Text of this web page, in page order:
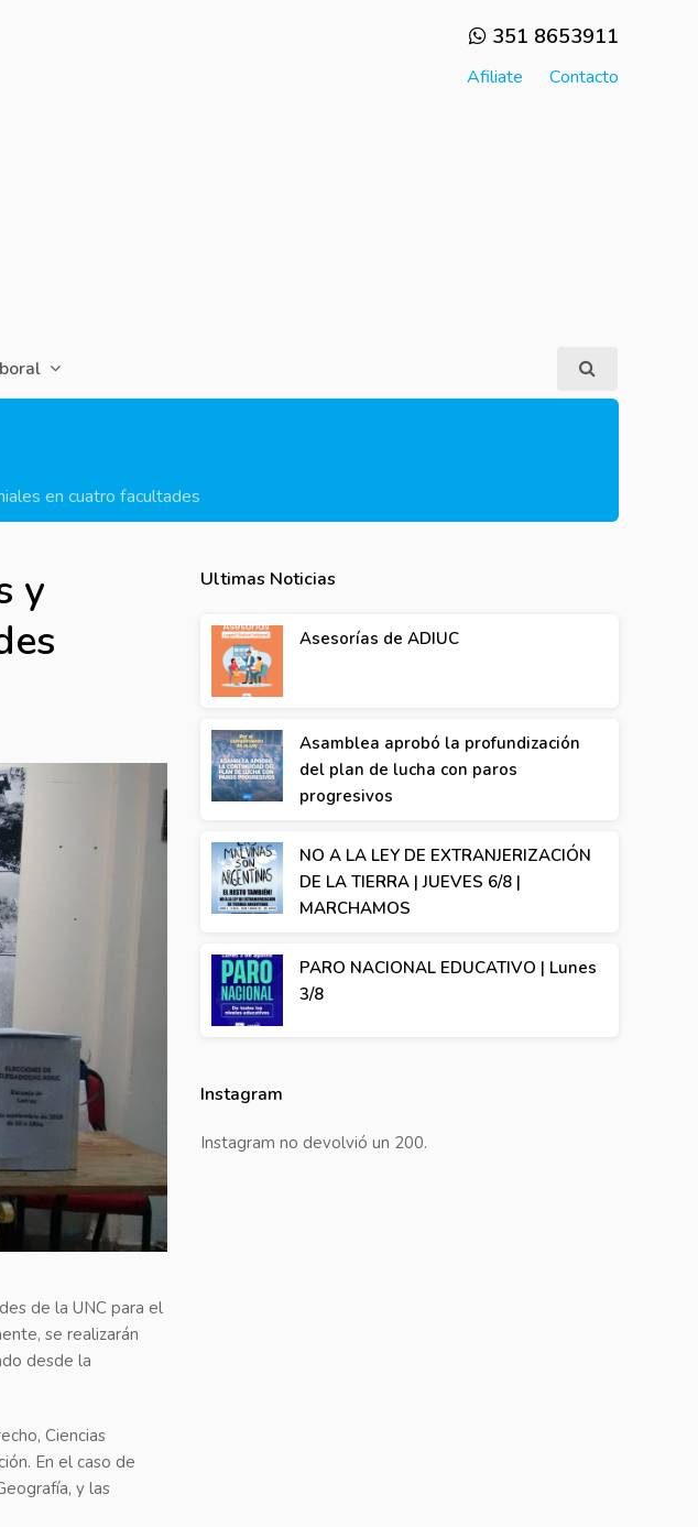
351 8653911
Afiliate Contacto
en cuatro facultades
y
de la UNC para el
se realizarán
desde la
Ciencias
En el caso de
y las
Ultimas Noticias
Asesorías de ADIUC
Asamblea aprobó la profundización
del plan de lucha con paros
progresivos
NO A LA LEY DE EXTRANJERIZACIÓN
DE LA TIERRA | JUEVES 6/8 |
MARCHAMOS
PARO NACIONAL EDUCATIVO | Lunes
3/8
Instagram
Instagram no devolvió un 200.